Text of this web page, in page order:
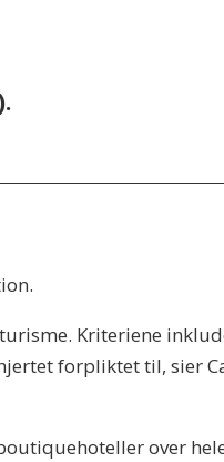
Kriteriene
forpliktet til, sier
over